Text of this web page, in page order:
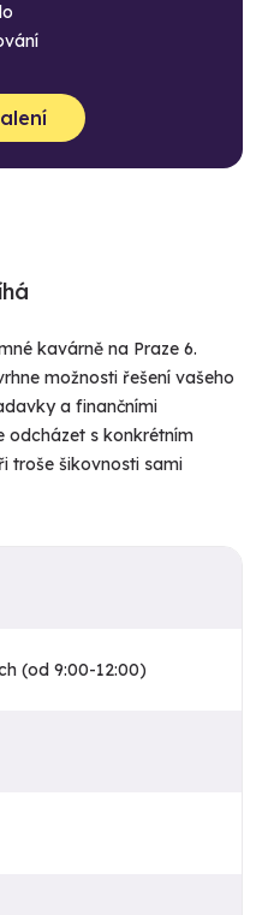
kavárně na Praze 6.
možnosti řešení vašeho
a finančními
odcházet s konkrétním
troše šikovnosti sami
(od 9:00-12:00)